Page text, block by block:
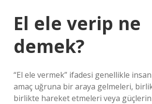
El ele verip ne
demek?
“El ele vermek” ifadesi genellikle
amaç uğruna bir araya gelmeleri,
birlikte hareket etmeleri veya